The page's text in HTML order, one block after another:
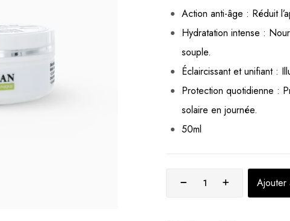
Action anti-âge : Réduit
Hydratation intense :
souple.
Éclaircissant et unifiant :
Protection quotidienne :
solaire en journée.
50ml
Ajouter